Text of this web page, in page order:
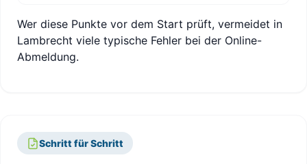
Wer diese Punkte vor dem Start prüft, vermeidet in
Lambrecht viele typische Fehler bei der Online-
Abmeldung.
Schritt für Schritt